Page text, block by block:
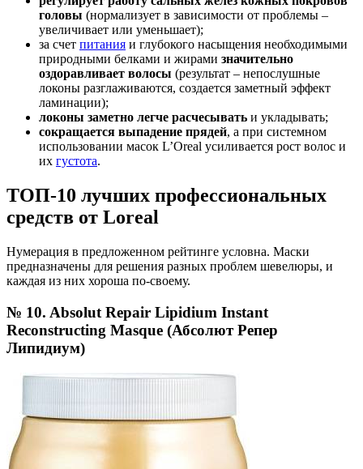
головы (нормализует в зависимости от проблемы –
увеличивает или уменьшает);
за счет питания и глубокого насыщения необходимыми
природными белками и жирами значительно
оздоравливает волосы (результат – непослушные
локоны разглаживаются, создается заметный эффект
ламинации);
локоны заметно легче расчесывать и укладывать;
сокращается выпадение прядей, а при системном
использовании масок L’Oreal усиливается рост волос и
их густота.
ТОП-10 лучших профессиональных
средств от Loreal
Нумерация в предложенном рейтинге условна. Маски
предназначены для решения разных проблем шевелюры, и
каждая из них хороша по-своему.
№ 10. Absolut Repair Lipidium Instant
Reconstructing Masque (Абсолют Репер
Липидиум)